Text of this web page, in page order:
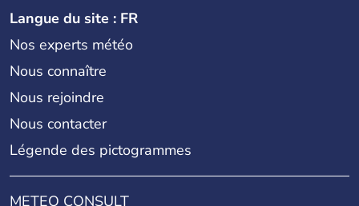
Langue du site : FR
Nos experts météo
Nous connaître
Nous rejoindre
Nous contacter
Légende des pictogrammes
METEO CONSULT